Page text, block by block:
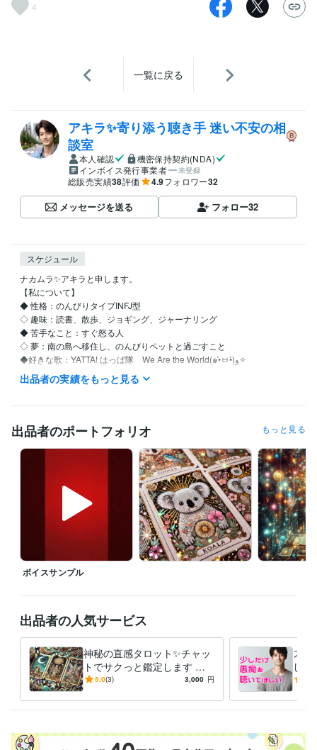
4
一覧に戻る
アキラ✨寄り添う聴き手 迷い不安の相
談室
本人確認
機密保持契約(NDA)
インボイス発行事業者
未登録
総販売実績38評価 4.9フォロワー32
メッセージを送る フォロー32
スケジュール
ナカムラ✨アキラと申します。
【私について】
◆ 性格：のんびりタイプINFJ型
◇ 趣味：読書、散歩、ジョギング、ジャーナリング
◆ 苦手なこと：すぐ怒る人
◇ 夢：南の島へ移住し、のんびりペットと過ごすこと
◆好きな歌：YATTA! はっぱ隊　We Are the World(๑•̀ㅂ•́)و✧
【自分を愛し、自然体で生きるためのセルフラブ実践ガイド】
仕事も恋愛も、なんだかうまくいかない
他人と自分を比べては自虐して
ついには「私なんて、どうせ無理」と自責の毎日…
しかし、そんな生活を続けているうちに、気づいたんです
『本当の幸せは、自分を愛することから始まる』
・自分を認める（良い所も悪い所も）
・その全てが自分なんだと受け入れる
●自分を愛することで生活が激変！
毎日のジャーナリング
自分の感情に向き合う事を大切にして
少しずつ自分を好きになれるようになっていきました
自分を愛せるようになると
世界が一気に輝きだすんです！
自信が生まれる、人間関係が良くなる
出品者の実績をもっと見る
出品者のポートフォリオ もっと見る
ボイスサンプル
出品者の人気サービス
神秘の直感タロット✨チャッ
トでサクっと鑑定します タ
ロットで✨チャット占い一度
5.0(3) 3,000 円
スト
し
族、